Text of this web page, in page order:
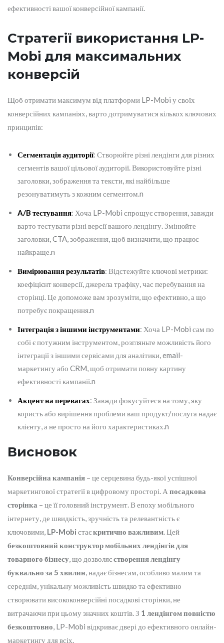
ефективності вашої конверсійної кампанії.
Стратегії використання LP-
Mobi для максимальних
конверсій
Щоб отримати максимум від платформи LP-Mobi у своїх
конверсійних кампаніях, варто дотримуватися кількох ключових
принципів:
Сегментація аудиторії: Створюйте різні лендінги для різних
сегментів вашої цільової аудиторії. Використовуйте різні
заголовки, зображення та тексти, які найбільше
резонуватимуть з кожним сегментом.n
A/B тестування: Хоча LP-Mobi спрощує створення, завжди
варто тестувати різні версії вашого лендінгу. Змінюйте
заголовки, CTA, зображення, щоб визначити, що працює
найкраще.n
Вимірювання результатів: Відстежуйте ключові метрики:
коефіцієнт конверсії, джерела трафіку, час перебування на
сторінці. Це допоможе вам зрозуміти, що ефективно, а що
потребує покращення.n
Інтеграція з іншими інструментами: Хоча LP-Mobi сам по
собі є потужним інструментом, розгляньте можливість його
інтеграції з іншими сервісами для аналітики, email-
маркетингу або CRM, щоб отримати повну картину
ефективності кампанії.n
Акцент на перевагах: Завжди фокусуйтеся на тому, яку
користь або вирішення проблеми ваш продукт/послуга надає
клієнту, а не просто на його характеристиках.n
Висновок
Конверсійна кампанія – це серцевина будь-якої успішної
маркетингової стратегії в цифровому просторі. А посадкова
сторінка – це її головний інструмент. В епоху мобільного
інтернету, де швидкість, зручність та релевантність є
ключовими, LP-Mobi стаєкритично важливим. Цей
безкоштовний конструктор мобільних лендінгів для
товарного бізнесу, що дозволяєстворення лендінгу
буквально за 5 хвилин, надає бізнесам, особливо малим та
середнім, унікальну можливість швидко та ефективно
створювати висококонверсійні посадкові сторінки, не
витрачаючи при цьому значних коштів. З 1 лендінгом повністю
безкоштовно, LP-Mobi відкриває двері до ефективного онлайн-
маркетингу для всіх.